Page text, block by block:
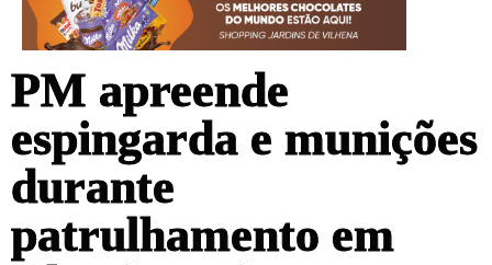
PM apreende
espingarda e munições
durante
patrulhamento em